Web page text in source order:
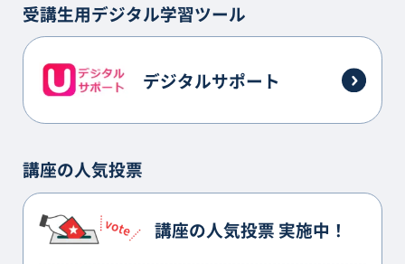
受講生用デジタル学習ツール
デジタルサポート
講座の人気投票
講座の人気投票 実施中！